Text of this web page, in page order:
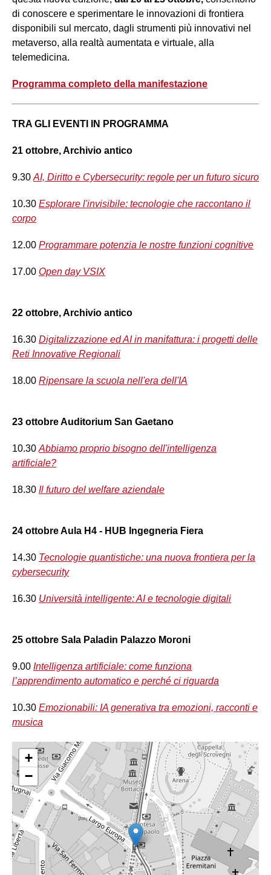
di conoscere e sperimentare le innovazioni di frontiera
disponibili sul mercato, dagli strumenti più innovativi nel
metaverso, alla realtà aumentata e virtuale, alla
telemedicina.
Programma completo della manifestazione
TRA GLI EVENTI IN PROGRAMMA
21 ottobre, Archivio antico
9.30 AI, Diritto e Cybersecurity: regole per un futuro sicuro
10.30 Esplorare l'invisibile: tecnologie che raccontano il
corpo
12.00 Programmare potenzia le nostre funzioni cognitive
17.00 Open day VSIX
22 ottobre, Archivio antico
16.30 Digitalizzazione ed AI in manifattura: i progetti delle
Reti Innovative Regionali
18.00 Ripensare la scuola nell'era dell'IA
23 ottobre Auditorium San Gaetano
10.30 Abbiamo proprio bisogno dell'intelligenza
artificiale?
18.30 Il futuro del welfare aziendale
24 ottobre Aula H4 - HUB Ingegneria Fiera
14.30 Tecnologie quantistiche: una nuova frontiera per la
cybersecurity
16.30 Università intelligente: AI e tecnologie digitali
25 ottobre Sala Paladin Palazzo Moroni
9.00 Intelligenza artificiale: come funziona
l’apprendimento automatico e perché ci riguarda
10.30 Emozionabili: IA generativa tra emozioni, racconti e
musica
+
−